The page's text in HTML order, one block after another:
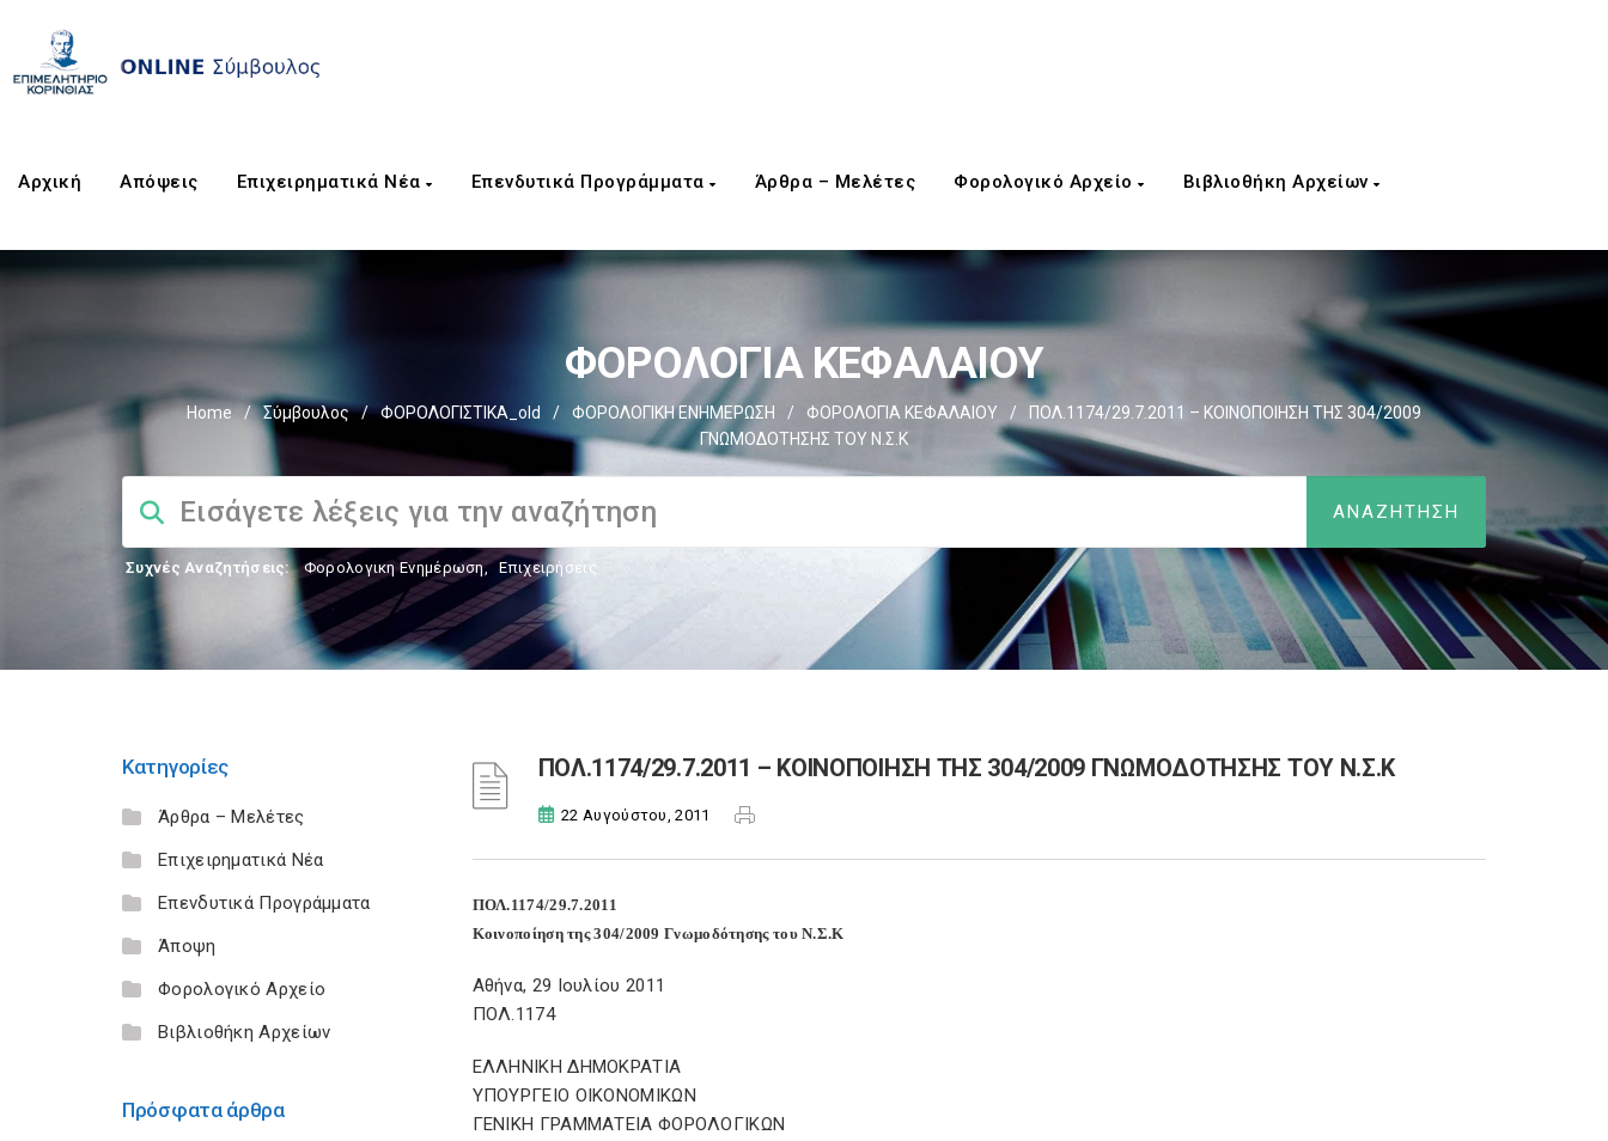
Αρχική Απόψεις Επιχειρηματικά Νέα Επενδυτικά Προγράμματα Άρθρα – Μελέτες Φορολογικό Αρχείο Βιβλιοθήκη Αρχείων
ΦΟΡΟΛΟΓΙΑ ΚΕΦΑΛΑΙΟΥ
Home / Σύμβουλος / ΦΟΡΟΛΟΓΙΣΤΙΚΑ_old / ΦΟΡΟΛΟΓΙΚΗ ΕΝΗΜΕΡΩΣΗ / ΦΟΡΟΛΟΓΙΑ ΚΕΦΑΛΑΙΟΥ /
ΠΟΛ.1174/29.7.2011 – ΚΟΙΝΟΠΟΙΗΣΗ ΤΗΣ 304/2009
ΓΝΩΜΟΔΟΤΗΣΗΣ ΤΟΥ Ν.Σ.Κ
Συχνές Αναζητήσεις: Φορολογικη Ενημέρωση, Επιχειρήσεις
Κατηγορίες
Άρθρα – Μελέτες
Επιχειρηματικά Νέα
Επενδυτικά Προγράμματα
Άποψη
Φορολογικό Αρχείο
Βιβλιοθήκη Αρχείων
Πρόσφατα άρθρα
ΠΟΛ.1174/29.7.2011 – ΚΟΙΝΟΠΟΙΗΣΗ ΤΗΣ 304/2009 ΓΝΩΜΟΔΟΤΗΣΗΣ ΤΟΥ Ν.Σ.Κ
22 Αυγούστου, 2011
ΠΟΛ.1174/29.7.2011
Κοινοποίηση της 304/2009 Γνωμοδότησης του Ν.Σ.Κ
Αθήνα, 29 Ιουλίου 2011
ΠΟΛ.1174
ΕΛΛΗΝΙΚΗ ΔΗΜΟΚΡΑΤΙΑ
ΥΠΟΥΡΓΕΙΟ ΟΙΚΟΝΟΜΙΚΩΝ
ΓΕΝΙΚΗ ΓΡΑΜΜΑΤΕΙΑ ΦΟΡΟΛΟΓΙΚΩΝ